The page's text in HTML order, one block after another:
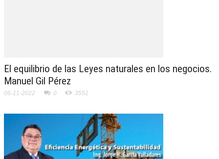
El equilibrio de las Leyes naturales en los negocios.
Manuel Gil Pérez
06-11-2022 0 3551